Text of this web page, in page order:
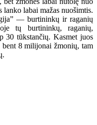
lanko labai mažas nuošimtis.
— burtininkų ir raganių
tų burtininkų, raganių,
30 tūkstančių. Kasmet juos
bent 8 milijonai žmonių, tam